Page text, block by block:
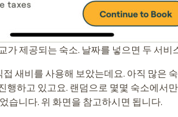
가 제공되는 숙소. 날짜를 넣으면 두 서비
새비를 사용해 보았는데요. 아직 많은
행하고 있고요. 랜덤으로 몇몇 숙소에서
습니다. 위 화면을 참고하시면 됩니다.